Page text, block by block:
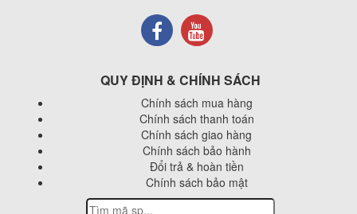
QUY ĐỊNH & CHÍNH SÁCH
Chính sách mua hàng
Chính sách thanh toán
Chính sách giao hàng
Chính sách bảo hành
Đổi trả & hoàn tiền
Chính sách bảo mật